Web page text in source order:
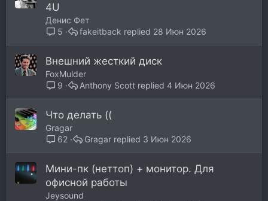
4U
Денис Фет
5
28 Июн 2026
fakeitback
Внешний жесткий диск
FoxMulder
9
4 Июн 2026
Anthony Scott
Что делать ((
Gragar
62
3 Июн 2026
Gragar
Мини-пк (неттоп) + монитор. Для
офисной работы
Jeysound